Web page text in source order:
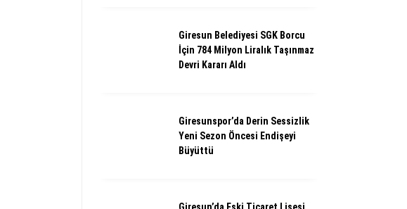
Giresun Belediyesi SGK Borcu
İçin 784 Milyon Liralık Taşınmaz
Devri Kararı Aldı
Giresunspor’da Derin Sessizlik
Yeni Sezon Öncesi Endişeyi
Büyüttü